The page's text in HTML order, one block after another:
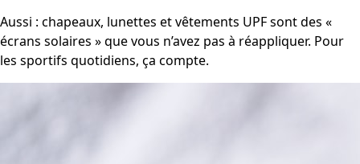
Aussi : chapeaux, lunettes et vêtements UPF sont des «
écrans solaires » que vous n’avez pas à réappliquer. Pour
les sportifs quotidiens, ça compte.